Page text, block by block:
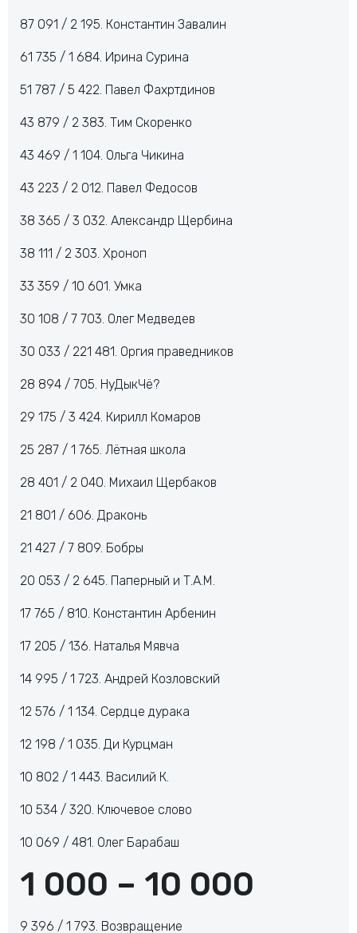
87 091 / 2 195. Константин Завалин
61 735 / 1 684. Ирина Сурина
51 787 / 5 422. Павел Фахртдинов
43 879 / 2 383. Тим Скоренко
43 469 / 1 104. Ольга Чикина
43 223 / 2 012. Павел Федосов
38 365 / 3 032. Александр Щербина
38 111 / 2 303. Хроноп
33 359 / 10 601. Умка
30 108 / 7 703. Олег Медведев
30 033 / 221 481. Оргия праведников
28 894 / 705. НуДыкЧё?
29 175 / 3 424. Кирилл Комаров
25 287 / 1 765. Лётная школа
28 401 / 2 040. Михаил Щербаков
21 801 / 606. Драконь
21 427 / 7 809. Бобры
20 053 / 2 645. Паперный и Т.А.М.
17 765 / 810. Константин Арбенин
17 205 / 136. Наталья Мявча
14 995 / 1 723. Андрей Козловский
12 576 / 1 134. Сердце дурака
12 198 / 1 035. Ди Курцман
10 802 / 1 443. Василий К.
10 534 / 320. Ключевое слово
10 069 / 481. Олег Барабаш
1 000 – 10 000
9 396 / 1 793. Возвращение